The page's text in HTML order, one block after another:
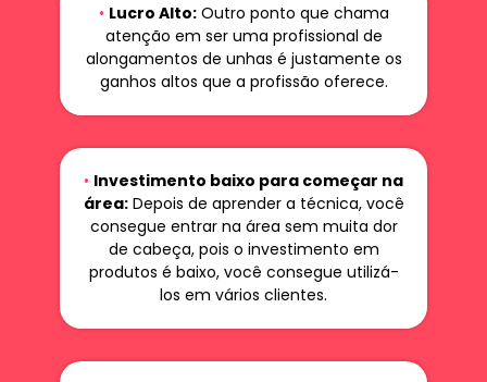
• Lucro Alto:Outro ponto que chama
atenção em ser uma profissional de
alongamentos de unhas é justamente os
ganhos altos que a profissão oferece.
• Investimento baixo para começar na
área:Depois de aprender a técnica, você
consegue entrar na área sem muita dor
de cabeça, pois o investimento em
produtos é baixo, você consegue utilizá-
los em vários clientes.